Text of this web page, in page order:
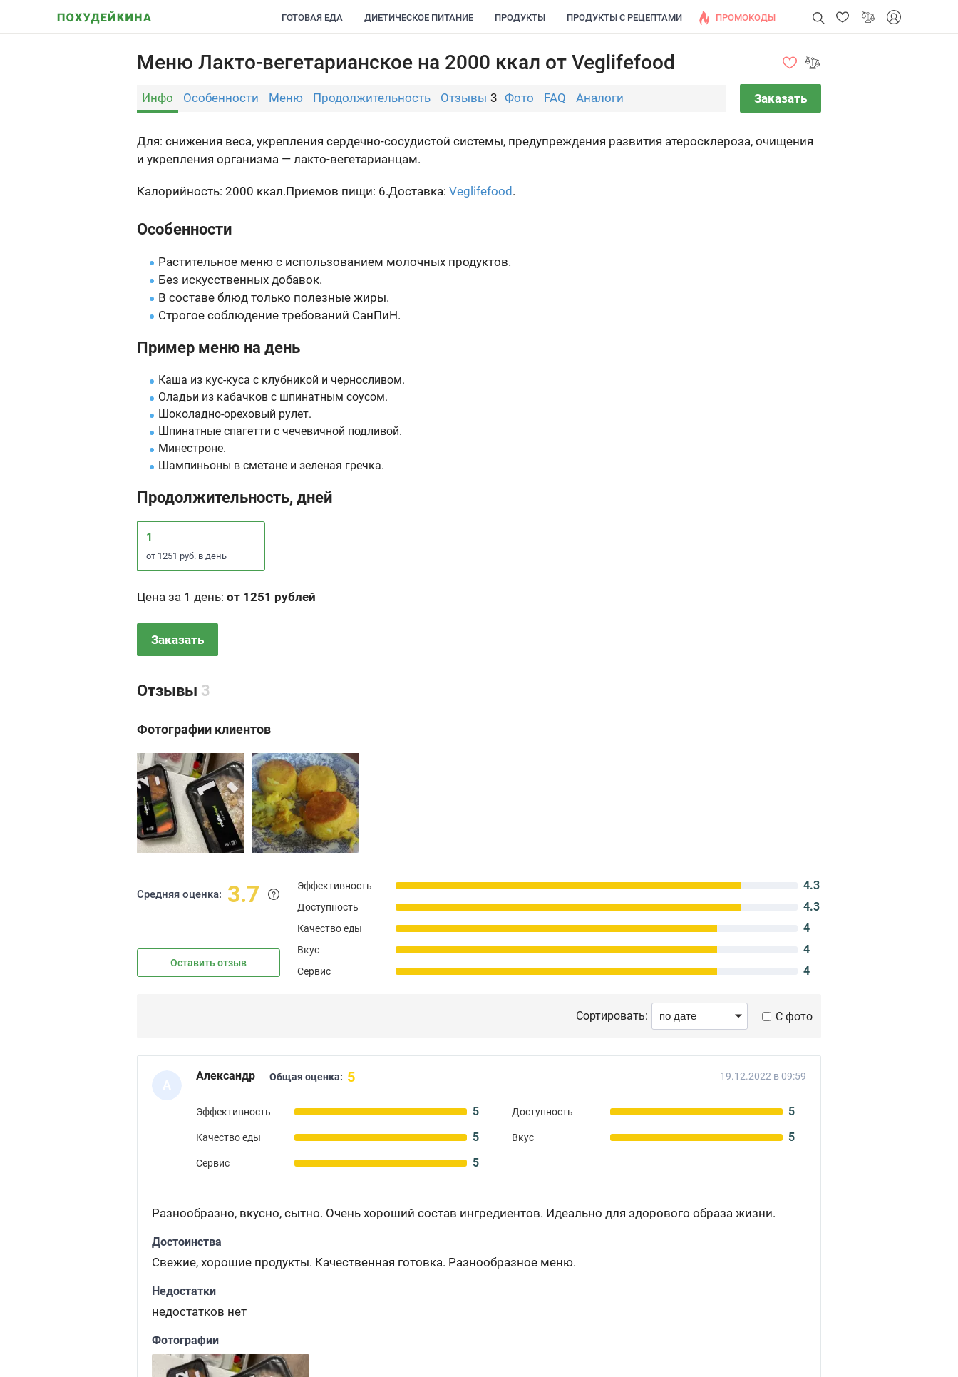
ГОТОВАЯ ЕДА ДИЕТИЧЕСКОЕ ПИТАНИЕ ПРОДУКТЫ ПРОДУКТЫ С РЕЦЕПТАМИ ПРОМОКОДЫ
Меню Лакто-вегетарианское на 2000 ккал от Veglifefood
Инфо Особенности Меню Продолжительность Отзывы 3 Фото FAQ Аналоги Заказать
Для: снижения веса, укрепления сердечно-сосудистой системы, предупреждения развития атеросклероза, очищения
и укрепления организма — лакто-вегетарианцам.
Калорийность: 2000 ккал.Приемов пищи: 6.Доставка: Veglifefood .
Особенности
Растительное меню с использованием молочных продуктов.
Без искусственных добавок.
В составе блюд только полезные жиры.
Строгое соблюдение требований СанПиН.
Пример меню на день
Каша из кус-куса с клубникой и черносливом.
Оладьи из кабачков с шпинатным соусом.
Шоколадно-ореховый рулет.
Шпинатные спагетти с чечевичной подливой.
Минестроне.
Шампиньоны в сметане и зеленая гречка.
Продолжительность, дней
1
от 1251 руб. в день
Цена за 1 день: от 1251 рублей
Заказать
Отзывы 3
Фотографии клиентов
Средняя оценка: 3.7
Оставить отзыв
Эффективность 4.3
Доступность 4.3
Качество еды 4
Вкус 4
Сервис 4
С фото
Сортировать:
А
Александр Общая оценка: 5 19.12.2022 в 09:59
Эффективность 5 Доступность 5
Качество еды 5 Вкус 5
Сервис 5
Разнообразно, вкусно, сытно. Очень хороший состав ингредиентов. Идеально для здорового образа жизни.
Достоинства
Свежие, хорошие продукты. Качественная готовка. Разнообразное меню.
Недостатки
недостатков нет
Фотографии